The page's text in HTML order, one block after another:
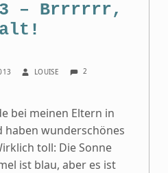
– Brrrrrr,
LOUISE 2
bei meinen Eltern in
haben wunderschönes
toll: Die Sonne
ist blau, aber es ist